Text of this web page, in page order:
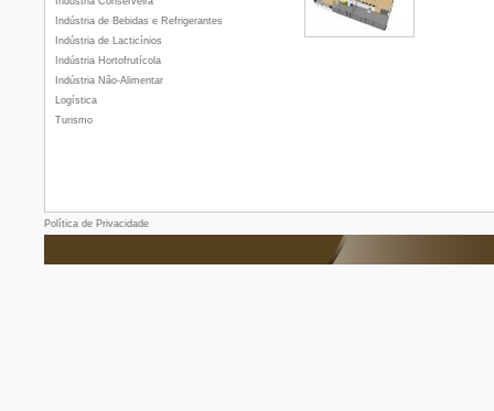
Indústria de Bebidas e Refrigerantes
Indústria de Lacticínios
Indústria Hortofrutícola
Indústria Não-Alimentar
Logística
Turismo
Política de Privacidade